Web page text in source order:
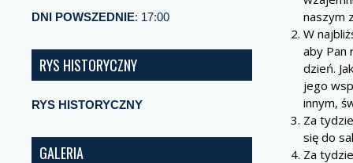
DNI POWSZEDNIE: 17:00
RYS HISTORYCZNY
RYS HISTORYCZNY
GALERIA
naszym
W
aby Pan
dzień.
jego
innym,
Za
się do
Za